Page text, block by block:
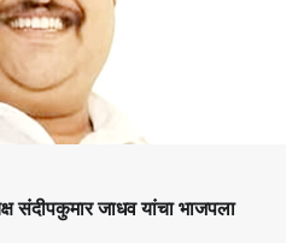
संदीपकुमार जाधव यांचा भाजपला